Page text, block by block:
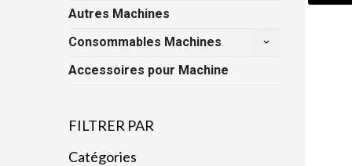
Autres Machines
Consommables Machines
keyboard_arrow_down
Accessoires pour Machine
FILTRER PAR
Catégories